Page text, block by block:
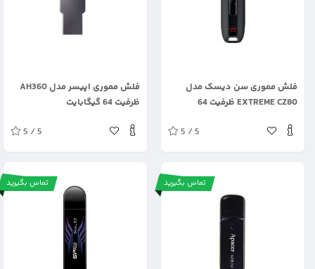
فلش مموری سن دیسک مدل
EXTREME CZ80 ظرفیت 64
5 / 5
فلش مموری اپیسر مدل AH360
ظرفیت 64 گیگابایت
5 / 5
تماس بگیرید تماس بگیرید